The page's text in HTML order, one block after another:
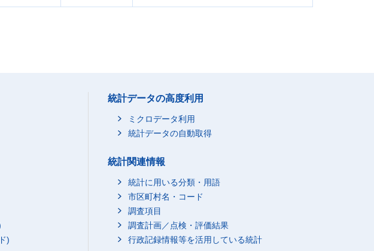
)
統計データの高度利用
ミクロデータ利用
統計データの自動取得
統計関連情報
統計に用いる分類・用語
市区町村名・コード
調査項目
調査計画／点検・評価結果
行政記録情報等を活用している統計